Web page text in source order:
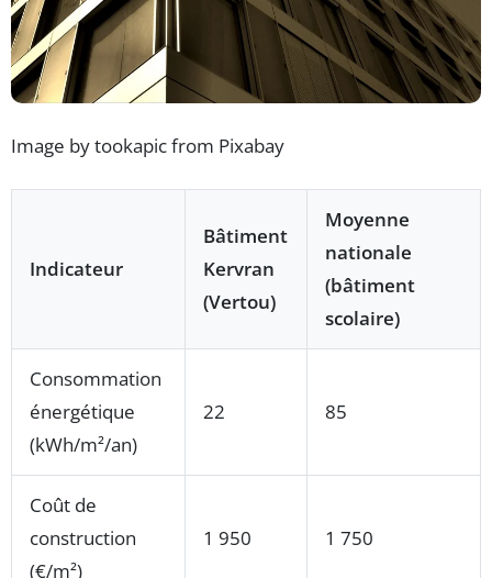
Image by tookapic from Pixabay
Indicateur
Bâtiment
Kervran
(Vertou)
Moyenne
nationale
(bâtiment
scolaire)
Consommation
énergétique
(kWh/m²/an)
22 85
Coût de
construction
(€/m²)
1 950 1 750